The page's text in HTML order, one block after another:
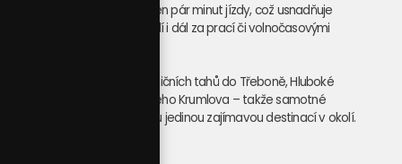
Dálnice D3 je vzdálena jen pár minut jízdy, což usnadňuje
cestování do širšího okolí i dál za prací či volnočasovými
Projekt leží u hlavních silničních tahů do Třeboně, Hluboké
nad Vltavou nebo Českého Krumlova – takže samotné
České Budějovice nejsou jedinou zajímavou destinací v okolí.